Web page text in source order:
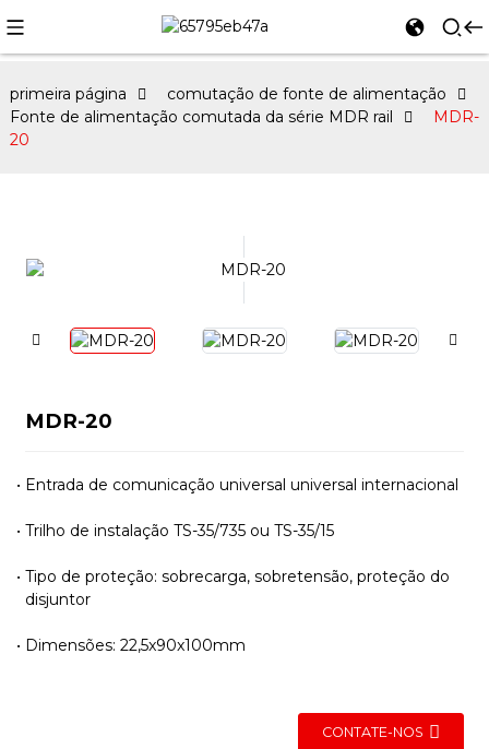
primeira página
comutação de fonte de alimentação
Fonte de alimentação comutada da série MDR rail
MDR-
20
MDR-20
Entrada de comunicação universal universal internacional
Trilho de instalação TS-35/735 ou TS-35/15
Tipo de proteção: sobrecarga, sobretensão, proteção do
disjuntor
Dimensões: 22,5x90x100mm
CONTATE-NOS